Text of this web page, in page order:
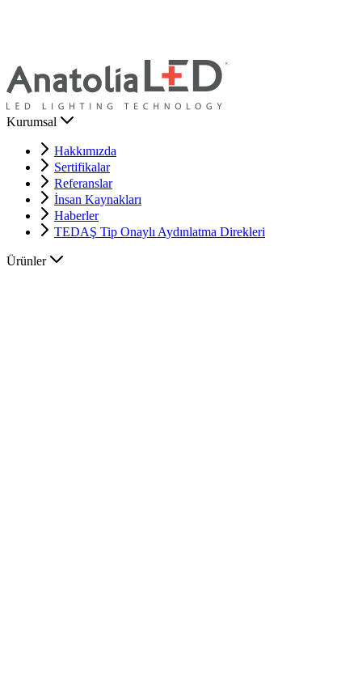
Kurumsal
Hakkımızda
Sertifikalar
Referanslar
İnsan Kaynakları
Haberler
TEDAŞ Tip Onaylı Aydınlatma Direkleri
Ürünler